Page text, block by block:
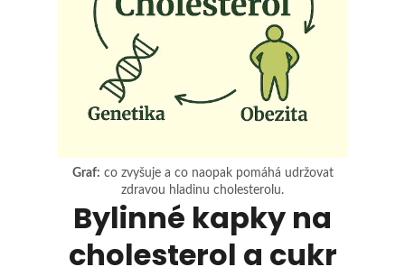
Graf: co zvyšuje a co naopak pomáhá udržovat
zdravou hladinu cholesterolu.
Bylinné kapky na
cholesterol a cukr